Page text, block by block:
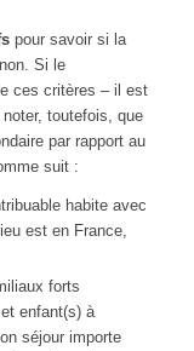
pour savoir si la
Si le
ces critères – il est
toutefois, que
par rapport au
suit :
habite avec
est en France,
forts
enfant(s) à
séjour importe